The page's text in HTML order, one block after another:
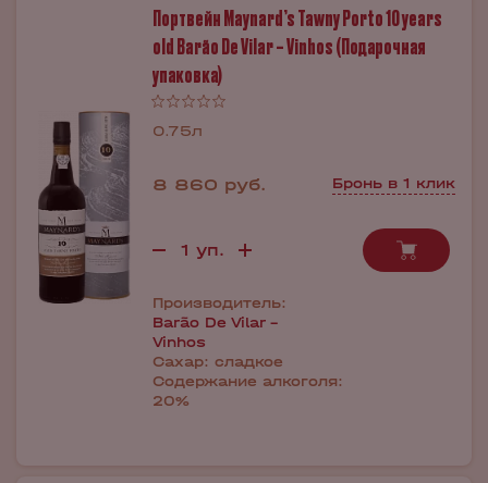
Портвейн Maynard’s Tawny Porto 10 years
old Barão De Vilar – Vinhos (Подарочная
упаковка)
0.75л
8 860 руб. Бронь в 1 клик
Производитель:
Barão De Vilar -
Vinhos
Сахар: сладкое
Содержание алкоголя:
20%